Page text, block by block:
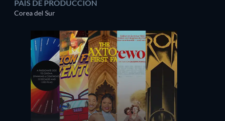
PAÍS DE PRODUCCIÓN
Corea del Sur